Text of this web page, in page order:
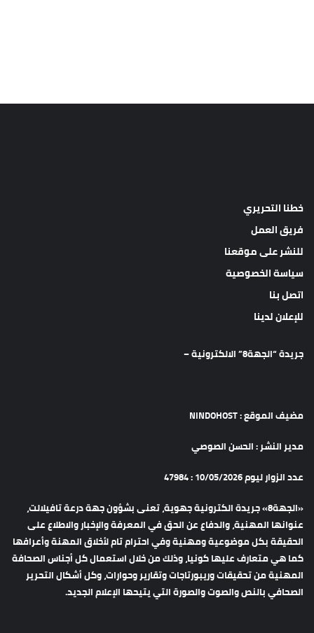
خطنا التحريري
فريق العمل
للنشر على موقعنا
سياسة الخصوصية
اتصل بنا
للإعلان لدينا
جريدة “الجهة8” الالكترونية –
مضيف الموقع : NINDOHOST
مدير النشر : الحسن الصوصي
عدد الزوار ليوم 10/05/2026 : 47984
«الجهة8» جريدة الكترونية جهوية، تعنى بشؤون جهة درعة تافيلالت،
عنوانها المهنية، والدفاع عن الحق في المعرفة والإخبار والاطلاع على
الحقيقة بكل موضوعية ومهنية وفي احترام تام لأخلاق المهنة وأعرافها
كما هي متعارف عليها كونيا، وذلك من خلال استعمال كل أجناس الصحافة
المهنية من تحقيقات وريبورتاجات وتقارير وحوارات، وكل أشكال التحرير
الصحافي بالنص والصوت والصورة التي يتيحها الإعلام الجديد.